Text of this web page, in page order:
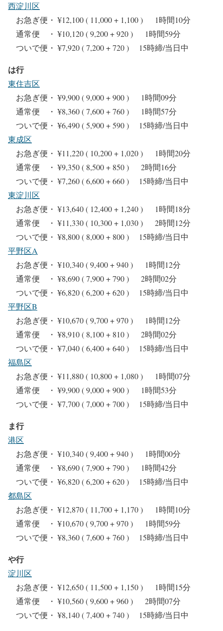
西淀川区
お急ぎ便・ ¥12,100 ( 11,000 + 1,100 ) 1時間10分
通常便 ・ ¥10,120 ( 9,200 + 920 ) 1時間59分
ついで便・ ¥7,920 ( 7,200 + 720 ) 15時締/当日中
は行
東住吉区
お急ぎ便・ ¥9,900 ( 9,000 + 900 ) 1時間09分
通常便 ・ ¥8,360 ( 7,600 + 760 ) 1時間57分
ついで便・ ¥6,490 ( 5,900 + 590 ) 15時締/当日中
東成区
お急ぎ便・ ¥11,220 ( 10,200 + 1,020 ) 1時間20分
通常便 ・ ¥9,350 ( 8,500 + 850 ) 2時間16分
ついで便・ ¥7,260 ( 6,600 + 660 ) 15時締/当日中
東淀川区
お急ぎ便・ ¥13,640 ( 12,400 + 1,240 ) 1時間18分
通常便 ・ ¥11,330 ( 10,300 + 1,030 ) 2時間12分
ついで便・ ¥8,800 ( 8,000 + 800 ) 15時締/当日中
平野区A
お急ぎ便・ ¥10,340 ( 9,400 + 940 ) 1時間12分
通常便 ・ ¥8,690 ( 7,900 + 790 ) 2時間02分
ついで便・ ¥6,820 ( 6,200 + 620 ) 15時締/当日中
平野区B
お急ぎ便・ ¥10,670 ( 9,700 + 970 ) 1時間12分
通常便 ・ ¥8,910 ( 8,100 + 810 ) 2時間02分
ついで便・ ¥7,040 ( 6,400 + 640 ) 15時締/当日中
福島区
お急ぎ便・ ¥11,880 ( 10,800 + 1,080 ) 1時間07分
通常便 ・ ¥9,900 ( 9,000 + 900 ) 1時間53分
ついで便・ ¥7,700 ( 7,000 + 700 ) 15時締/当日中
ま行
港区
お急ぎ便・ ¥10,340 ( 9,400 + 940 ) 1時間00分
通常便 ・ ¥8,690 ( 7,900 + 790 ) 1時間42分
ついで便・ ¥6,820 ( 6,200 + 620 ) 15時締/当日中
都島区
お急ぎ便・ ¥12,870 ( 11,700 + 1,170 ) 1時間10分
通常便 ・ ¥10,670 ( 9,700 + 970 ) 1時間59分
ついで便・ ¥8,360 ( 7,600 + 760 ) 15時締/当日中
や行
淀川区
お急ぎ便・ ¥12,650 ( 11,500 + 1,150 ) 1時間15分
通常便 ・ ¥10,560 ( 9,600 + 960 ) 2時間07分
ついで便・ ¥8,140 ( 7,400 + 740 ) 15時締/当日中